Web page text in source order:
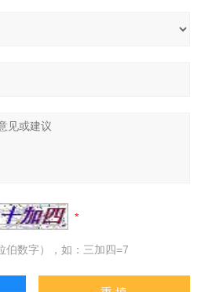
伯数字），如：三加四=7